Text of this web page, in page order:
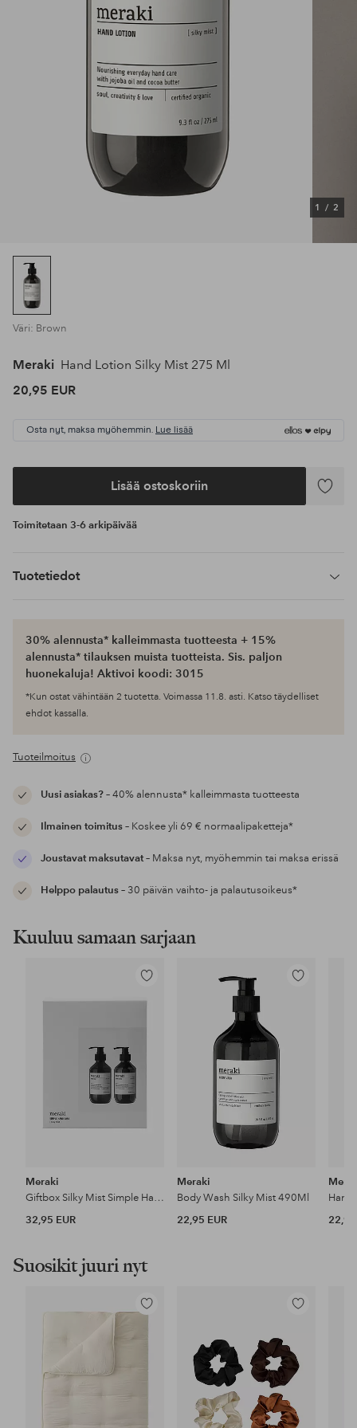
1 / 2
Väri: Brown
Meraki Hand Lotion Silky Mist 275 Ml
20,95 EUR
Osta nyt, maksa myöhemmin. Lue lisää
Lisää ostoskoriin
Lisää
Toimitetaan 3-6 arkipäivää
Tuotetiedot
30% alennusta* kalleimmasta tuotteesta + 15%
alennusta* tilauksen muista tuotteista. Sis. paljon
huonekaluja! Aktivoi koodi: 3015
*Kun ostat vähintään 2 tuotetta. Voimassa 11.8. asti. Katso täydelliset
ehdot kassalla.
Tuoteilmoitus
Uusi asiakas?– 40% alennusta* kalleimmasta tuotteesta
Ilmainen toimitus– Koskee yli 69 € normaalipaketteja*
Joustavat maksutavat– Maksa nyt, myöhemmin tai maksa erissä
Helppo palautus– 30 päivän vaihto- ja palautusoikeus*
Kuuluu samaan sarjaan
Lisää
Meraki
Giftbox Silky Mist Simple Hand Care 275 Ml
32,95 EUR
Lisää
Meraki
Body Wash Silky Mist 490Ml
22,95 EUR
Hand
22,95
Suosikit juuri nyt
Lisää
Lisää